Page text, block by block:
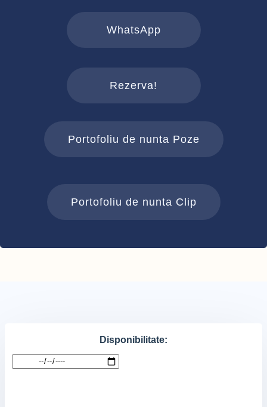
WhatsApp
Rezerva!
Portofoliu de nunta Poze
Portofoliu de nunta Clip
Disponibilitate: